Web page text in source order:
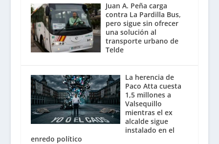
Juan A. Peña carga
contra La Pardilla Bus,
pero sigue sin ofrecer
una solución al
transporte urbano de
Telde
La herencia de
Paco Atta cuesta
1,5 millones a
Valsequillo
mientras el ex
alcalde sigue
instalado en el
enredo político